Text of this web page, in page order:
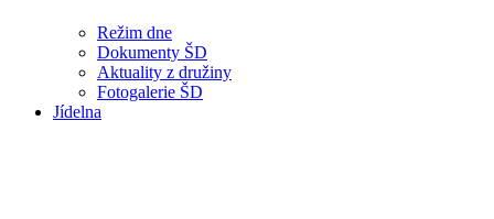
Režim dne
Dokumenty ŠD
Aktuality z družiny
Fotogalerie ŠD
Jídelna